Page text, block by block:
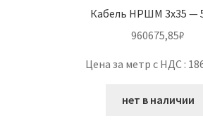
Кабель НРШМ 3х35 —
960675,85₽
Цена за метр с НДС :
нет в наличии